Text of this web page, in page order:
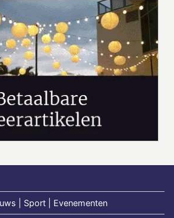
| Sport | Evenementen